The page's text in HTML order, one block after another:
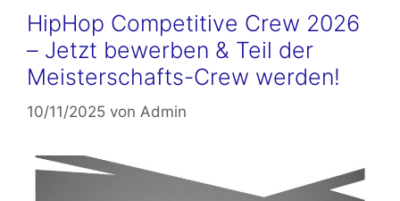
HipHop Competitive Crew 2026
– Jetzt bewerben & Teil der
Meisterschafts-Crew werden!
10/11/2025 von Admin